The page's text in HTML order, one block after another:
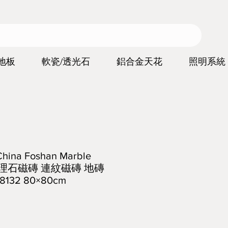
板 軟瓷/透光石 鋁合金天花 照明系統
Foshan Marble
石磁磚 連紋磁磚 地磚
80×80cm